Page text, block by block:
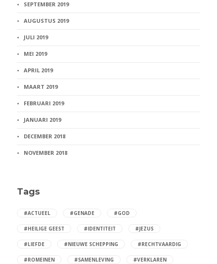
SEPTEMBER 2019
AUGUSTUS 2019
JULI 2019
MEI 2019
APRIL 2019
MAART 2019
FEBRUARI 2019
JANUARI 2019
DECEMBER 2018
NOVEMBER 2018
Tags
#ACTUEEL #GENADE #GOD
#HEILIGE GEEST #IDENTITEIT #JEZUS
#LIEFDE #NIEUWE SCHEPPING #RECHTVAARDIG
#ROMEINEN #SAMENLEVING #VERKLAREN